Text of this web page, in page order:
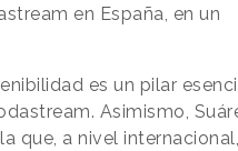
en España, en un
es un pilar
Asimismo,
que, a nivel